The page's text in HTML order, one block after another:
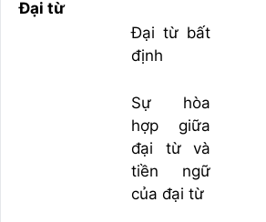
Đại từ
Đại từ bất
định
Sự hòa
hợp giữa
đại từ và
tiền ngữ
của đại từ